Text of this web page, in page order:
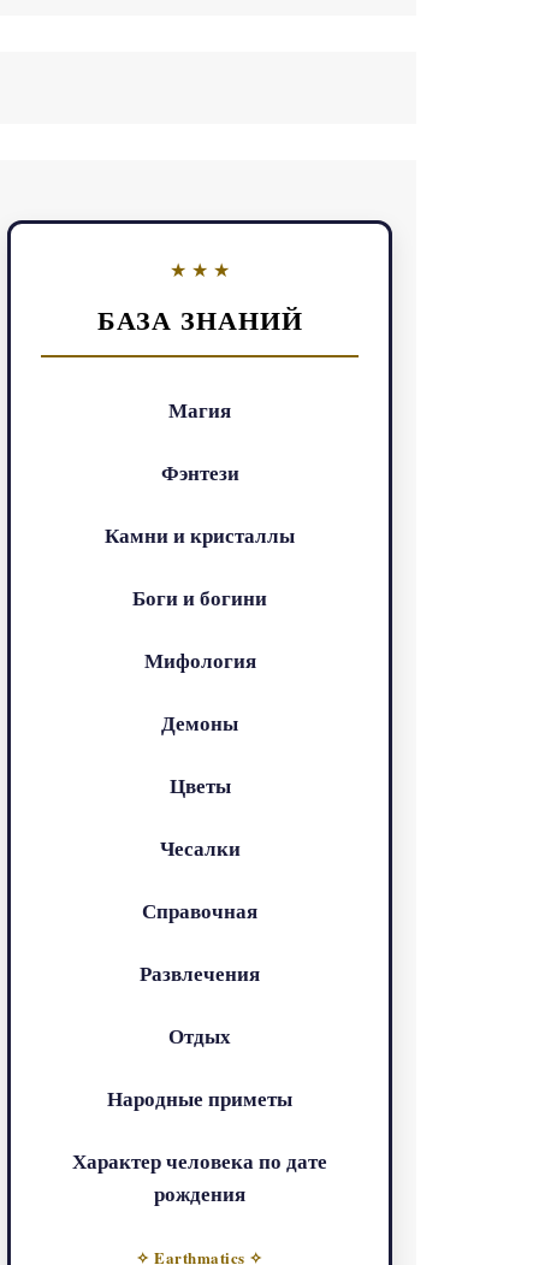
БАЗА ЗНАНИЙ
Магия
Фэнтези
Камни и кристаллы
Боги и богини
Мифология
Демоны
Цветы
Чесалки
Справочная
Развлечения
Отдых
Народные приметы
Характер человека по дате
рождения
✧ Earthmatics ✧